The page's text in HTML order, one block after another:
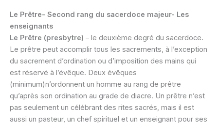
Le Prêtre- Second rang du sacerdoce majeur- Les
enseignants
Le Prêtre (presbytre) – le deuxième degré du sacerdoce.
Le prêtre peut accomplir tous les sacrements, à l’exception
du sacrement d’ordination ou d’imposition des mains qui
est réservé à l’évêque. Deux évêques
(minimum)n’ordonnent un homme au rang de prêtre
qu’après son ordination au grade de diacre. Un prêtre n’est
pas seulement un célébrant des rites sacrés, mais il est
aussi un pasteur, un chef spirituel et un enseignant pour ses